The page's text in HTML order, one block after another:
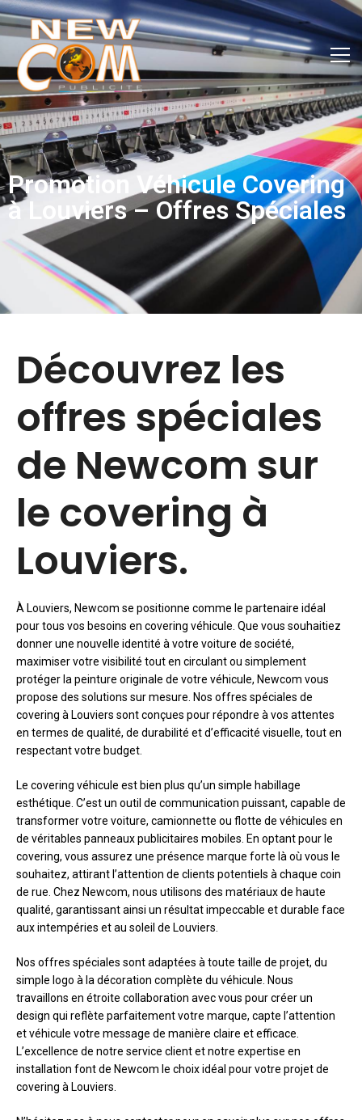
Promotion Véhicule Covering
à Louviers – Offres Spéciales
Découvrez les
offres spéciales
de Newcom sur
le covering à
Louviers.
À Louviers, Newcom se positionne comme le partenaire idéal
pour tous vos besoins en covering véhicule. Que vous souhaitiez
donner une nouvelle identité à votre voiture de société,
maximiser votre visibilité tout en circulant ou simplement
protéger la peinture originale de votre véhicule, Newcom vous
propose des solutions sur mesure. Nos offres spéciales de
covering à Louviers sont conçues pour répondre à vos attentes
en termes de qualité, de durabilité et d’efficacité visuelle, tout en
respectant votre budget.
Le covering véhicule est bien plus qu’un simple habillage
esthétique. C’est un outil de communication puissant, capable de
transformer votre voiture, camionnette ou flotte de véhicules en
de véritables panneaux publicitaires mobiles. En optant pour le
covering, vous assurez une présence marque forte là où vous le
souhaitez, attirant l’attention de clients potentiels à chaque coin
de rue. Chez Newcom, nous utilisons des matériaux de haute
qualité, garantissant ainsi un résultat impeccable et durable face
aux intempéries et au soleil de Louviers.
Nos offres spéciales sont adaptées à toute taille de projet, du
simple logo à la décoration complète du véhicule. Nous
travaillons en étroite collaboration avec vous pour créer un
design qui reflète parfaitement votre marque, capte l’attention
et véhicule votre message de manière claire et efficace.
L’excellence de notre service client et notre expertise en
installation font de Newcom le choix idéal pour votre projet de
covering à Louviers.